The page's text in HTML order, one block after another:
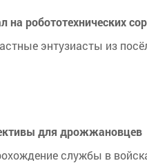
на робототехнических
энтузиасты из
для дрожжановцев
службы в